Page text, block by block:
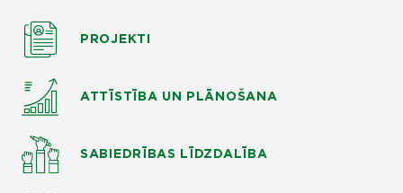
PROJEKTI
ATTĪSTĪBA UN PLĀNOŠANA
SABIEDRĪBAS LĪDZDALĪBA